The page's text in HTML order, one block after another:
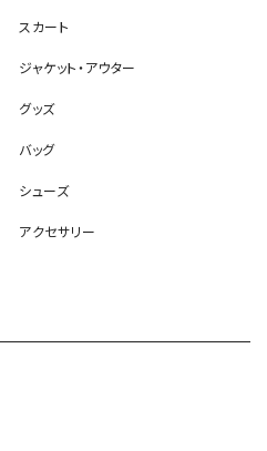
スカート
ジャケット・アウター
グッズ
バッグ
シューズ
アクセサリー